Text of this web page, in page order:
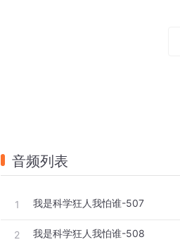
音频列表
1 我是科学狂人我怕谁-507
2 我是科学狂人我怕谁-508